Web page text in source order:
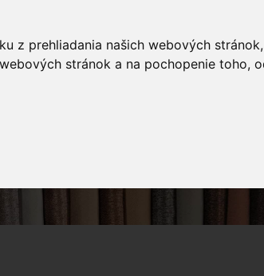
z prehliadania našich webových
stránok a na pochopenie toho,